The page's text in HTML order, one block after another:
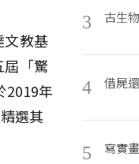
文教基
屆「驚
2019年
選其
3 古生
4 借屍
5 寫實